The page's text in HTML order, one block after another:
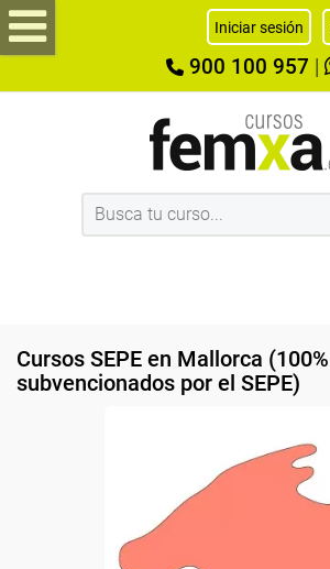
Iniciar sesión
900 100 957
Cursos SEPE en Mallorca (100%
subvencionados por el SEPE)